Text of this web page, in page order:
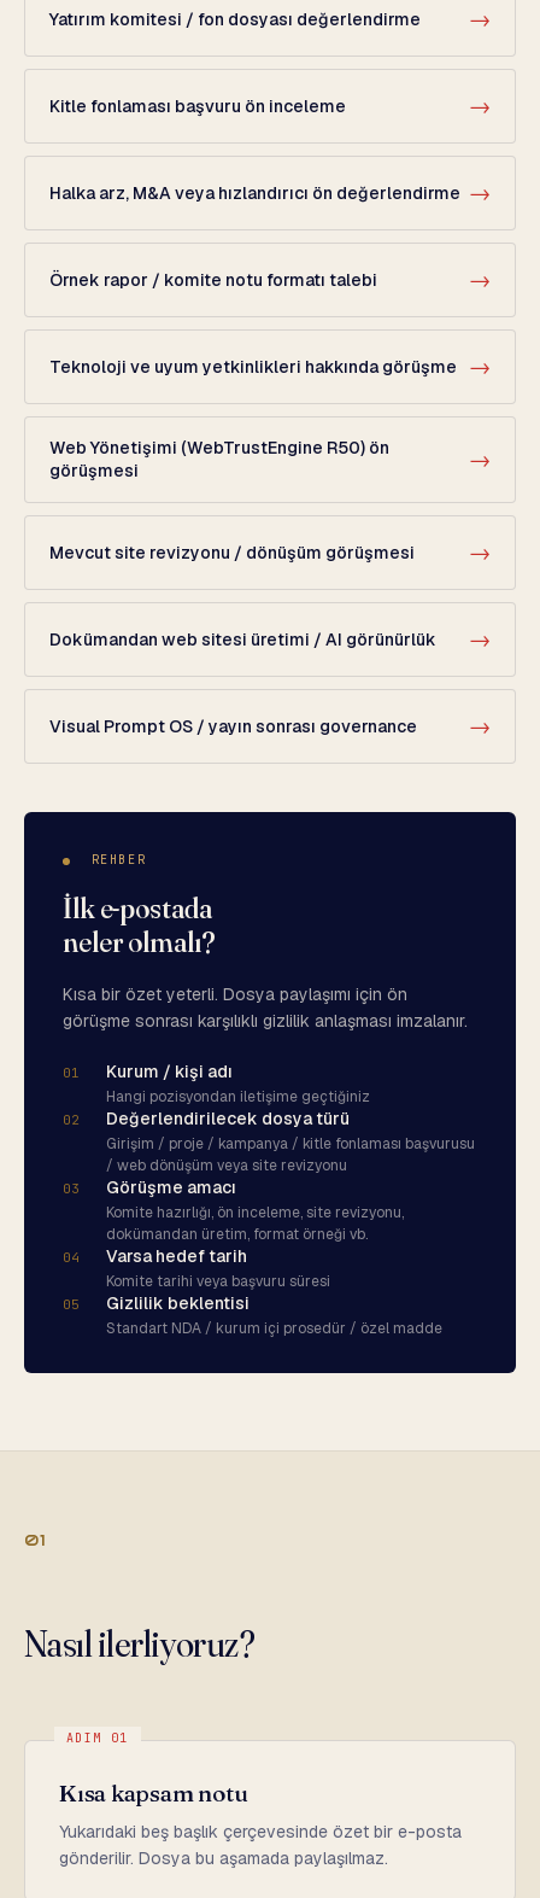
Yatırım komitesi / fon dosyası değerlendirme →
Kitle fonlaması başvuru ön inceleme →
Halka arz, M&A veya hızlandırıcı ön değerlendirme →
Örnek rapor / komite notu formatı talebi →
Teknoloji ve uyum yetkinlikleri hakkında görüşme →
Web Yönetişimi (WebTrustEngine R50) ön
görüşmesi
→
Mevcut site revizyonu / dönüşüm görüşmesi →
Dokümandan web sitesi üretimi / AI görünürlük →
Visual Prompt OS / yayın sonrası governance →
REHBER
İlk e-postada
neler olmalı?
Kısa bir özet yeterli. Dosya paylaşımı için ön
görüşme sonrası karşılıklı gizlilik anlaşması imzalanır.
01 Kurum / kişi adı
Hangi pozisyondan iletişime geçtiğiniz
02 Değerlendirilecek dosya türü
Girişim / proje / kampanya / kitle fonlaması başvurusu
/ web dönüşüm veya site revizyonu
03 Görüşme amacı
Komite hazırlığı, ön inceleme, site revizyonu,
dokümandan üretim, format örneği vb.
04 Varsa hedef tarih
Komite tarihi veya başvuru süresi
05 Gizlilik beklentisi
Standart NDA / kurum içi prosedür / özel madde
01
Nasıl ilerliyoruz?
ADIM 01
Kısa kapsam notu
Yukarıdaki beş başlık çerçevesinde özet bir e-posta
gönderilir. Dosya bu aşamada paylaşılmaz.